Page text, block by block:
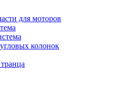
для моторов
колонок